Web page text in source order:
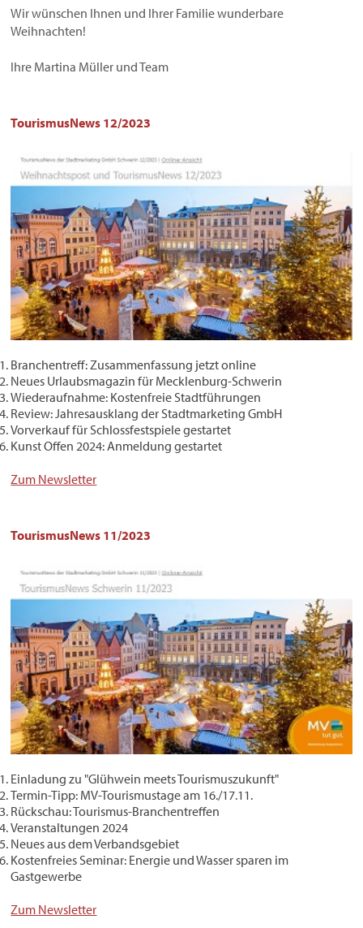
Wir wünschen Ihnen und Ihrer Familie wunderbare
Weihnachten!
Ihre Martina Müller und Team
TourismusNews 12/2023
Branchentreff: Zusammenfassung jetzt online
Neues Urlaubsmagazin für Mecklenburg-Schwerin
Wiederaufnahme: Kostenfreie Stadtführungen
Review: Jahresausklang der Stadtmarketing GmbH
Vorverkauf für Schlossfestspiele gestartet
Kunst Offen 2024: Anmeldung gestartet
Zum Newsletter
TourismusNews 11/2023
Einladung zu "Glühwein meets Tourismuszukunft"
Termin-Tipp: MV-Tourismustage am 16./17.11.
Rückschau: Tourismus-Branchentreffen
Veranstaltungen 2024
Neues aus dem Verbandsgebiet
Kostenfreies Seminar: Energie und Wasser sparen im
Gastgewerbe
Zum Newsletter